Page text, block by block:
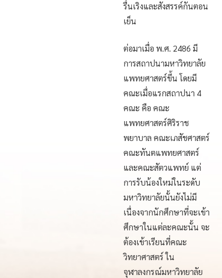
รื่นเริงและสังสรรค์กันตอน
เย็น
ต่อมาเมื่อ พ.ศ. 2486 มี
การสถาปนามหาวิทยาลัย
แพทยศาสตร์ขึ้น โดยมี
คณะเมื่อแรกสถาปนา 4
คณะ คือ คณะ
แพทยศาสตร์ศิริราช
พยาบาล คณะเภสัชศาสตร์
คณะทันตแพทยศาสตร์
และคณะสัตวแพทย์ แต่
การรับน้องใหม่ในระดับ
มหาวิทยาลัยนั้นยังไม่มี
เนื่องจากนักศึกษาที่จะเข้า
ศึกษาในแต่ละคณะนั้น จะ
ต้องเข้าเรียนที่คณะ
วิทยาศาสตร์ ใน
จุฬาลงกรณ์มหาวิทยาลัย